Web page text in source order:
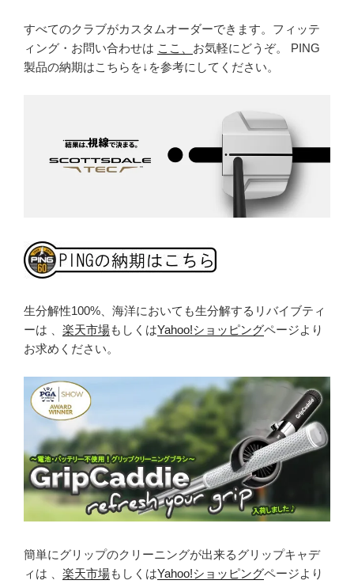
すべてのクラブがカスタムオーダーできます。フィッテ
ィング・お問い合わせは ここ、 お気軽にどうぞ。 PING
製品の納期はこちらを↓を参考にしてください。
生分解性100%、海洋においても生分解するリバイブティ
ーは 、 楽天市場もしくはYahoo!ショッピングページより
お求めください。
簡単にグリップのクリーニングが出来るグリップキャデ
ィは 、 楽天市場もしくはYahoo!ショッピングページより